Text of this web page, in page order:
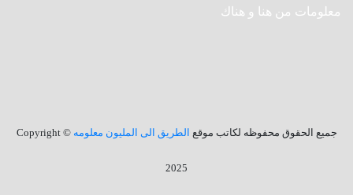
معلومات من هنا و هناك
جميع الحقوق محفوظه لكاتب موقع الطريق الى المليون معلومه © Copyright
2025